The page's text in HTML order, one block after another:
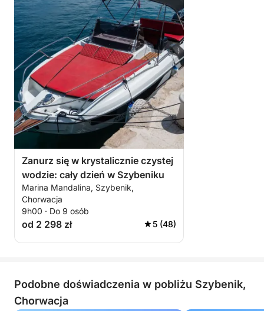
Zanurz się w krystalicznie czystej
wodzie: cały dzień w Szybeniku
Marina Mandalina, Szybenik,
Chorwacja
9h00 · Do 9 osób
od 2 298 zł 5 (48)
Podobne doświadczenia w pobliżu Szybenik,
Chorwacja